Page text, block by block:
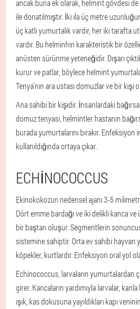
ancak buna ek olarak, helmint gövdesi
ile donatılmıştır. İki ila üç metre
üç katlı yumurtalık vardır, her iki tarafta
vardır. Bu helminhin karakteristik bir
anüsten sürünme yeteneğidir. Dışarı
kurur ve patlar, böylece helmint
Tenya'nın ara ustası domuzlar ve bir kişi
Ana sahibi bir kişidir. İnsanlardaki
domuz tenyası, helmintler hastanın
burada yumurtalarını bırakır. Enfeksiyon
kullanıldığında ortaya çıkar.
ECHINOCOCCUS
Ekinokokozun nedensel ajanı 3-5
Dört emme bardağı ve iki delikli kanca
bir baştan oluşur. Segmentlerin
sistemine sahiptir. Orta ev sahibi hayvan
köpekler, kurtlardır. Enfeksiyon oral yol
Echinococcus, larvaların yumurtalardan
girer. Kancaların yardımıyla larvalar,
ışık, kas dokusuna yayıldıkları kapı